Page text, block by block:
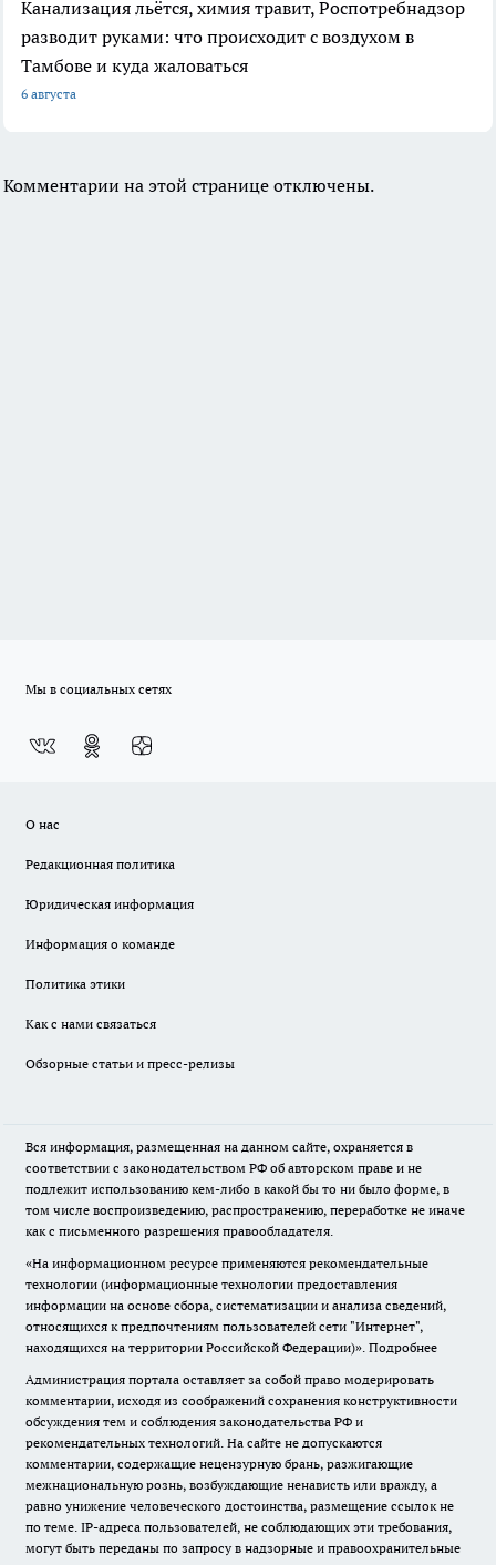
Канализация льётся, химия травит, Роспотребнадзор
разводит руками: что происходит с воздухом в
Тамбове и куда жаловаться
6 августа
Комментарии на этой странице отключены.
Мы в социальных сетях
О нас
Редакционная политика
Юридическая информация
Информация о команде
Политика этики
Как с нами связаться
Обзорные статьи и пресс-релизы
Вся информация, размещенная на данном сайте, охраняется в
соответствии с законодательством РФ об авторском праве и не
подлежит использованию кем-либо в какой бы то ни было форме, в
том числе воспроизведению, распространению, переработке не иначе
как с письменного разрешения правообладателя.
«На информационном ресурсе применяются рекомендательные
технологии (информационные технологии предоставления
информации на основе сбора, систематизации и анализа сведений,
относящихся к предпочтениям пользователей сети "Интернет",
находящихся на территории Российской Федерации)». Подробнее
Администрация портала оставляет за собой право модерировать
комментарии, исходя из соображений сохранения конструктивности
обсуждения тем и соблюдения законодательства РФ и
рекомендательных технологий. На сайте не допускаются
комментарии, содержащие нецензурную брань, разжигающие
межнациональную рознь, возбуждающие ненависть или вражду, а
равно унижение человеческого достоинства, размещение ссылок не
по теме. IP-адреса пользователей, не соблюдающих эти требования,
могут быть переданы по запросу в надзорные и правоохранительные